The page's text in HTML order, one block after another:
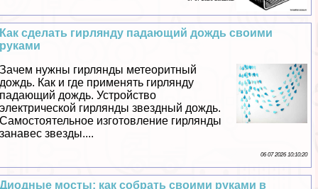
Как сделать гирлянду падающий дождь своими
руками
Зачем нужны гирлянды метеоритный
дождь. Как и где применять гирлянду
падающий дождь. Устройство
электрической гирлянды звездный дождь.
Самостоятельное изготовление гирлянды
занавес звезды....
06 07 2026 10:10:20
Диодные мосты: как собрать своими руками в